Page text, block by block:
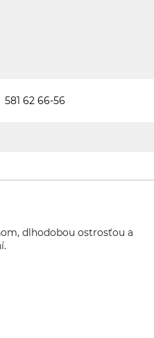
581 62 66-56
dlhodobou ostrosťou a